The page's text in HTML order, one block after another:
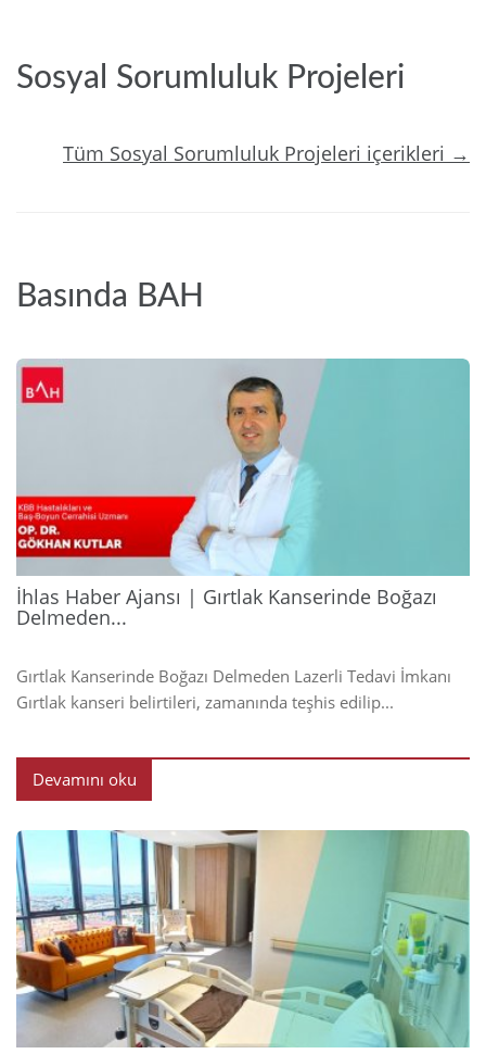
Sosyal Sorumluluk Projeleri
Tüm Sosyal Sorumluluk Projeleri içerikleri →
Basında BAH
İhlas Haber Ajansı | Gırtlak Kanserinde Boğazı
Delmeden...
Gırtlak Kanserinde Boğazı Delmeden Lazerli Tedavi İmkanı
Gırtlak kanseri belirtileri, zamanında teşhis edilip...
Devamını oku
2024